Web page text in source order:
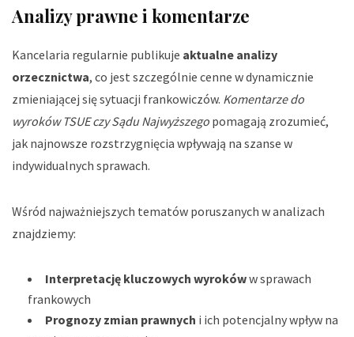
Analizy prawne i komentarze
Kancelaria regularnie publikuje aktualne analizy
orzecznictwa, co jest szczególnie cenne w dynamicznie
zmieniającej się sytuacji frankowiczów. Komentarze do
wyroków TSUE czy Sądu Najwyższego pomagają zrozumieć,
jak najnowsze rozstrzygnięcia wpływają na szanse w
indywidualnych sprawach.
Wśród najważniejszych tematów poruszanych w analizach
znajdziemy:
Interpretację kluczowych wyrokóww sprawach
frankowych
Prognozy zmian prawnych i ich potencjalny wpływ na